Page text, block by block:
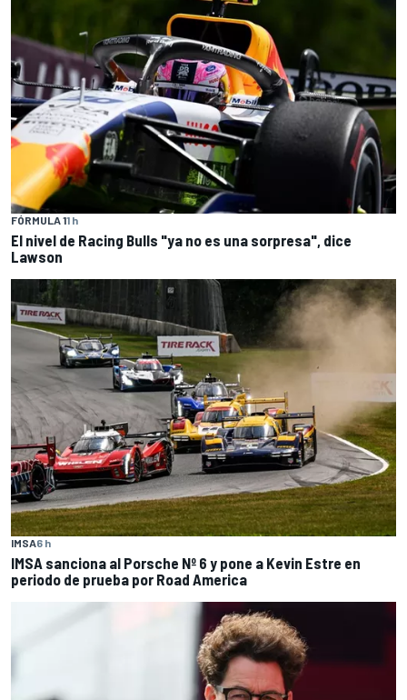
FÓRMULA 11 h
El nivel de Racing Bulls "ya no es una sorpresa", dice
Lawson
IMSA6 h
IMSA sanciona al Porsche Nº 6 y pone a Kevin Estre en
periodo de prueba por Road America